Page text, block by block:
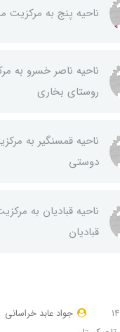
ناحيه پنج به مركزيت
ناحيه ناصر خسرو به
روستای بخاری
ناحيه قمسنگير به
دوستی
ناحيه قباديان به
قباديان
جواد عابد خراسانی